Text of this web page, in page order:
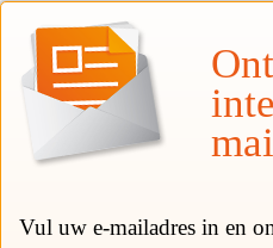
Vul uw e-mailadres in en